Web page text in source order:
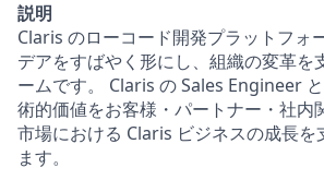
説明
Claris のローコード開発プラットフォ
デアをすばやく形にし、組織の変革を
ームです。 Claris の Sales Engineer
術的価値をお客様・パートナー・社内
市場における Claris ビジネスの成長を
ます。